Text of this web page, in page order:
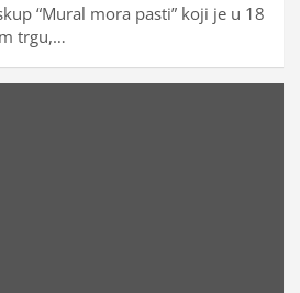
“Mural mora pasti” koji je u 18
trgu,…